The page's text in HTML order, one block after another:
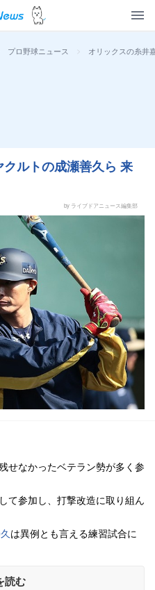
プロ野球ニュース > オリックスの糸井
ルトの成瀬善久ら 来
by ライブドアニュース編集部
せなかったベテラン勢が多く参
て参加し、打撃改造に取り組ん
は異例とも言える練習試合に
読む